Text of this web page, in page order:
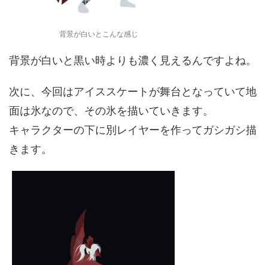
背景が白いとこんな感じ
背景が白いと黒い時よりも濃く見えるんですよね。
次に、今回はアイススケートが舞台となっていて地
面は氷なので、その氷を描いていきます。
キャラクターの下に別レイヤーを作ってガシガシ描
きます。